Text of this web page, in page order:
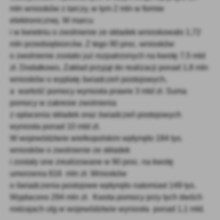
mln wniosków z tarczy, w tym 2 mln w formie
elektronicznej. W marcu
i w kwietniu o zwolnienie ze składek wnioskowało 1,72
mln przedsiębiorców. Z tego 90 proc. wniosków
o zwolnienie zostało już rozpatrzonych na kwotę 7,5 mld
zł. Dodatkowo, Zakład przyjął do realizacji ponad 1,8 mln
wniosków o wypłatę świadczeń postojowych,
a wartość pomocy wyniosła prawie 3 mld zł. Suma
pomocy w zakresie zwolnienia
z opłacenia składek oraz świadczeń postojowych
wyniosła ponad 10 mld zł.
W województwie wielkopolskim wpłynęło 184 tys.
wniosków o zwolnienie ze składek
i zostały one zrealizowane w 90 proc. na kwotę
umorzenia 816 mln zł. Wniosków
o świadczenia postojowe wpłynęło natomiast 149 tys.
Wypłacono 294 mln zł. Kwota pomocy przy tych dwóch
rodzajach ulg w województwie wyniosła ponad 1,1 mld.